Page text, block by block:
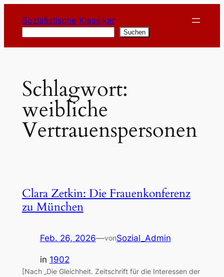
Inhalt
springen
Sozialistische Klassiker
Suchen
Schlagwort:
weibliche
Vertrauenspersonen
Clara Zetkin: Die Frauenkonferenz
zu München
Feb. 26, 2026—vonSozial_Admin
in 1902
[Nach „Die Gleichheit. Zeitschrift für die Interessen der